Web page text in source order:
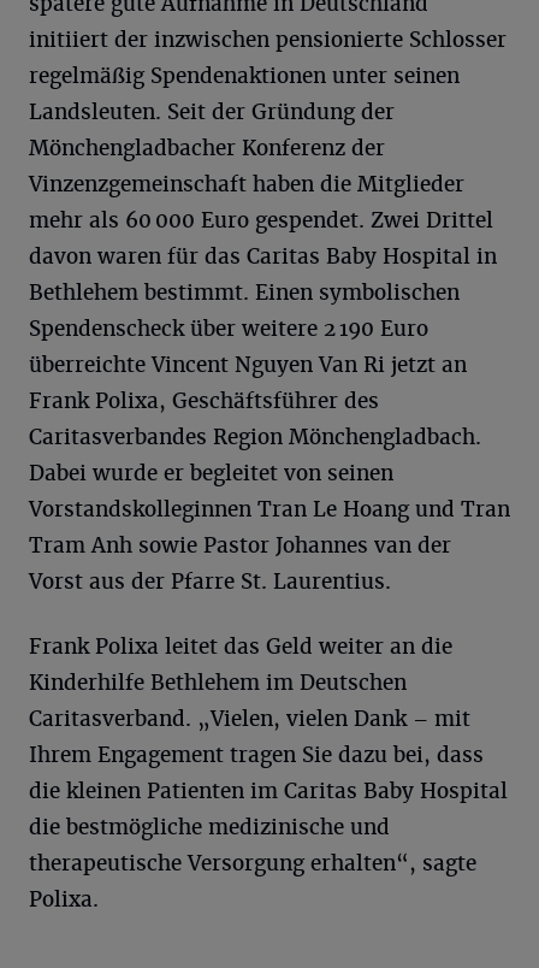
initiiert der inzwischen pensionierte Schlosser
regelmäßig Spendenaktionen unter seinen
Landsleuten. Seit der Gründung der
Mönchengladbacher Konferenz der
Vinzenzgemeinschaft haben die Mitglieder
mehr als 60 000 Euro gespendet. Zwei Drittel
davon waren für das Caritas Baby Hospital in
Bethlehem bestimmt. Einen symbolischen
Spendenscheck über weitere 2 190 Euro
überreichte Vincent Nguyen Van Ri jetzt an
Frank Polixa, Geschäftsführer des
Caritasverbandes Region Mönchengladbach.
Dabei wurde er begleitet von seinen
Vorstandskolleginnen Tran Le Hoang und Tran
Tram Anh sowie Pastor Johannes van der
Vorst aus der Pfarre St. Laurentius.
Frank Polixa leitet das Geld weiter an die
Kinderhilfe Bethlehem im Deutschen
Caritasverband. „Vielen, vielen Dank – mit
Ihrem Engagement tragen Sie dazu bei, dass
die kleinen Patienten im Caritas Baby Hospital
die bestmögliche medizinische und
therapeutische Versorgung erhalten“, sagte
Polixa.